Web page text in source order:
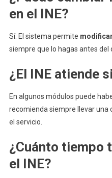
en el INE?
Sí. El sistema permite
siempre que lo hagas antes del
¿El INE atiende
En algunos módulos puede
recomienda siempre llevar
el servicio.
¿Cuánto tiempo
el INE?